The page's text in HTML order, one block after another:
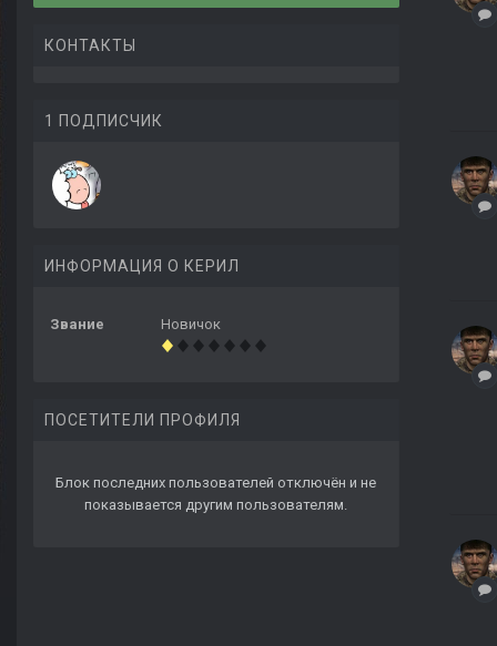
КОНТАКТЫ
1 ПОДПИСЧИК
ИНФОРМАЦИЯ О КЕРИЛ
Звание Новичок
ПОСЕТИТЕЛИ ПРОФИЛЯ
Блок последних пользователей отключён и не
показывается другим пользователям.